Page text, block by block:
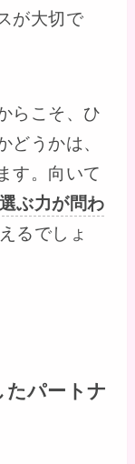
が大切で
らこそ、ひ
どうかは、
す。向いて
ぶ力が問わ
るでしょ
たパートナ